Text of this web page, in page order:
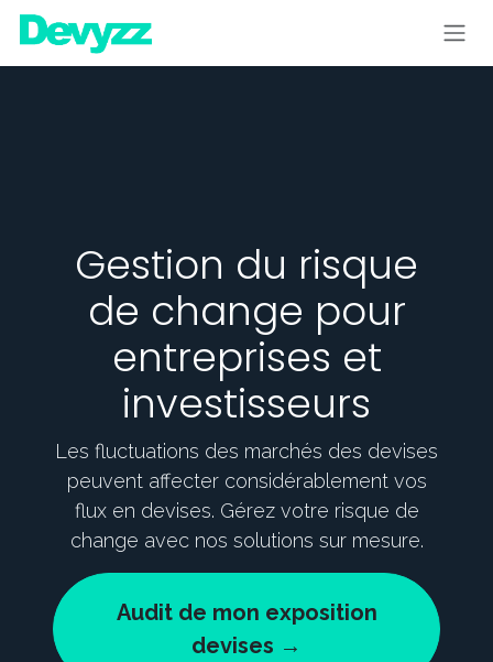
Se rendre au contenu
Gestion du risque
de change pour
entreprises et
investisseurs
Les fluctuations des marchés des devises
peuvent affecter considérablement vos
flux en devises. Gérez votre risque de
change avec nos solutions sur mesure.
Audit de mon exposition
devises →